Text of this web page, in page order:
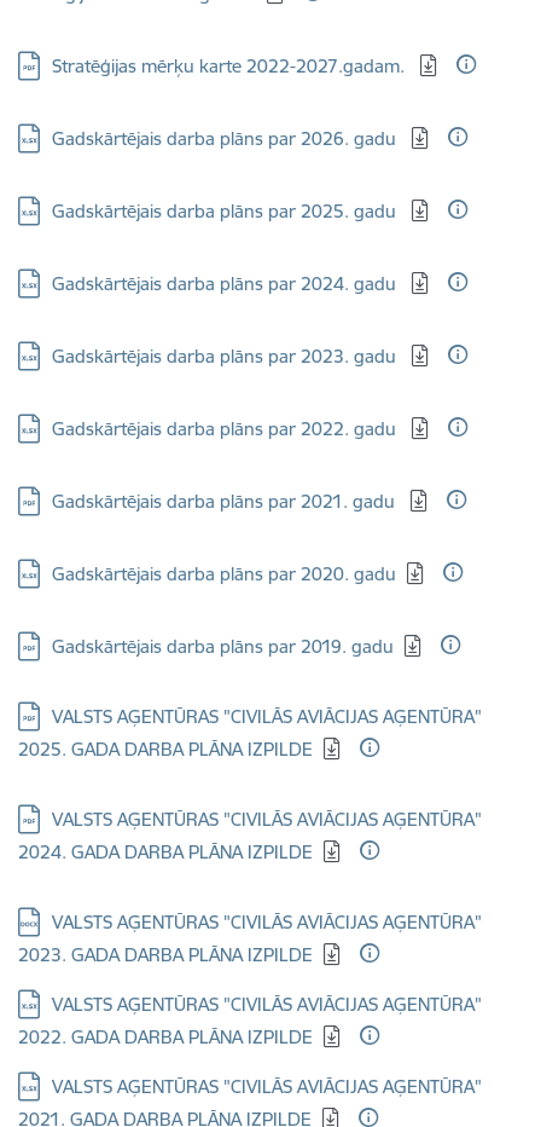
Lejupielādēt:
Stratēģijas mērķu karte 2022-2027.gadam.
Lejupielādēt:
Gadskārtējais darba plāns par 2026. gadu
Lejupielādēt:
Gadskārtējais darba plāns par 2025. gadu
Lejupielādēt:
Gadskārtējais darba plāns par 2024. gadu
Lejupielādēt:
Gadskārtējais darba plāns par 2023. gadu
Lejupielādēt:
Gadskārtējais darba plāns par 2022. gadu
Lejupielādēt:
Gadskārtējais darba plāns par 2021. gadu
Lejupielādēt:
Gadskārtējais darba plāns par 2020. gadu
Lejupielādēt:
Gadskārtējais darba plāns par 2019. gadu
Lejupielādēt:
VALSTS AĢENTŪRAS "CIVILĀS AVIĀCIJAS AĢENTŪRA"
2025. GADA DARBA PLĀNA IZPILDE
Lejupielādēt:
VALSTS AĢENTŪRAS "CIVILĀS AVIĀCIJAS AĢENTŪRA"
2024. GADA DARBA PLĀNA IZPILDE
Lejupielādēt:
VALSTS AĢENTŪRAS "CIVILĀS AVIĀCIJAS AĢENTŪRA"
2023. GADA DARBA PLĀNA IZPILDE
Lejupielādēt:
VALSTS AĢENTŪRAS "CIVILĀS AVIĀCIJAS AĢENTŪRA"
2022. GADA DARBA PLĀNA IZPILDE
Lejupielādēt:
VALSTS AĢENTŪRAS "CIVILĀS AVIĀCIJAS AĢENTŪRA"
2021. GADA DARBA PLĀNA IZPILDE